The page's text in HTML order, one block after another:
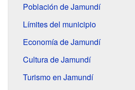
Población de Jamundí
Límites del municipio
Economía de Jamundí
Cultura de Jamundí
Turismo en Jamundí